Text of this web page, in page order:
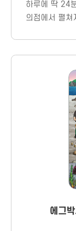
하루에 딱 24
의점에서 펼쳐
작하면 끝까
에 과학 지식
에그